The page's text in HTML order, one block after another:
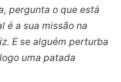
pergunta o que está
é a sua missão na
E se alguém perturba
uma patada